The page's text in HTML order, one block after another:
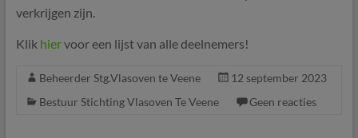
verkrijgen zijn.
Klik hiervoor een lijst van alle deelnemers!
Beheerder Stg.Vlasoven te Veene
12 september 2023
Bestuur Stichting Vlasoven Te Veene
Geen reacties